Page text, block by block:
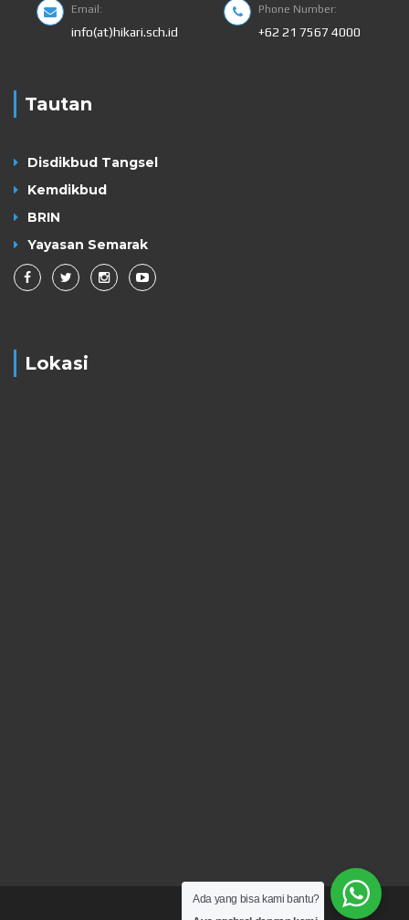
Email:
info(at)hikari.sch.id
Phone Number:
+62 21 7567 4000
Tautan
Disdikbud Tangsel
Kemdikbud
BRIN
Yayasan Semarak
Lokasi
Ada yang bisa kami bantu?